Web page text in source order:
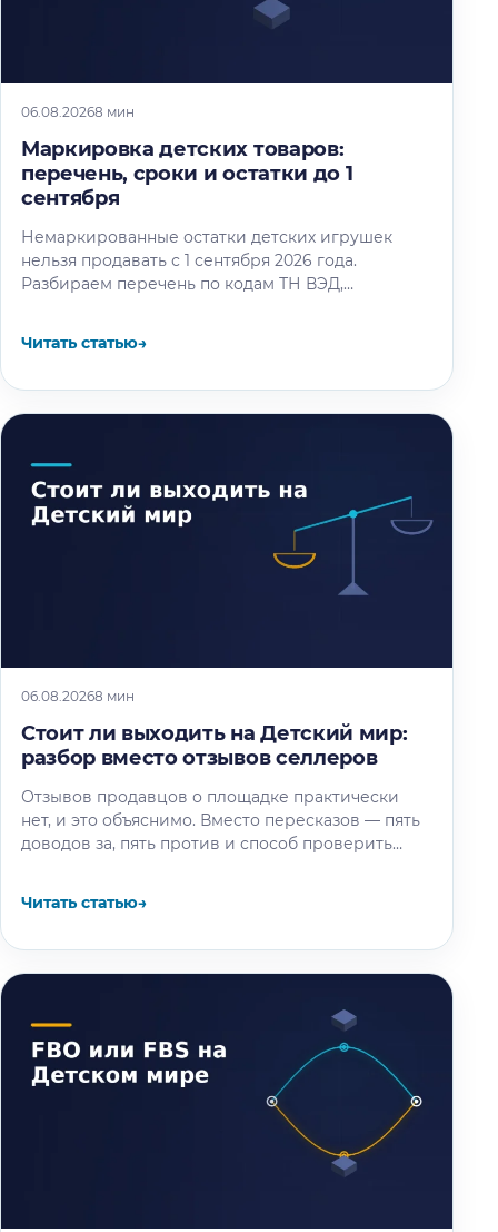
06.08.20268 мин
Маркировка детских товаров:
перечень, сроки и остатки до 1
сентября
Немаркированные остатки детских игрушек
нельзя продавать с 1 сентября 2026 года.
Разбираем перечень по кодам ТН ВЭД,
Читать статью→
06.08.20268 мин
Стоит ли выходить на Детский мир:
разбор вместо отзывов селлеров
Отзывов продавцов о площадке практически
нет, и это объяснимо. Вместо пересказов — пять
доводов за, пять против и способ проверить
Читать статью→